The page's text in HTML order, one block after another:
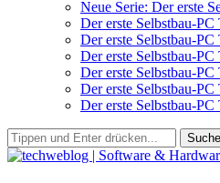
Neue Serie: Der erste
Der erste Selbstbau-
Der erste Selbstbau-
Der erste Selbstbau-
Der erste Selbstbau-
Der erste Selbstbau-
Der erste Selbstbau-
Suche